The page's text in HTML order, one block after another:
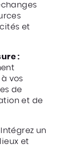
et
:
vos
de
et de
Intégrez un
et